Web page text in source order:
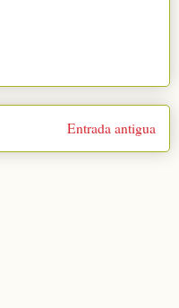
Entrada antigua